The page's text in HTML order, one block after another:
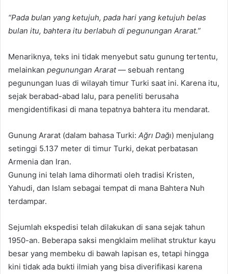
“Pada bulan yang ketujuh, pada hari yang ketujuh belas
bulan itu, bahtera itu berlabuh di pegunungan Ararat.”
Menariknya, teks ini tidak menyebut satu gunung tertentu,
melainkan pegunungan Ararat— sebuah rentang
pegunungan luas di wilayah timur Turki saat ini. Karena itu,
sejak berabad-abad lalu, para peneliti berusaha
mengidentifikasi di mana tepatnya bahtera itu mendarat.
Gunung Ararat (dalam bahasa Turki: Ağrı Dağı) menjulang
setinggi 5.137 meter di timur Turki, dekat perbatasan
Armenia dan Iran.
Gunung ini telah lama dihormati oleh tradisi Kristen,
Yahudi, dan Islam sebagai tempat di mana Bahtera Nuh
terdampar.
Sejumlah ekspedisi telah dilakukan di sana sejak tahun
1950-an. Beberapa saksi mengklaim melihat struktur kayu
besar yang membeku di bawah lapisan es, tetapi hingga
kini tidak ada bukti ilmiah yang bisa diverifikasi karena